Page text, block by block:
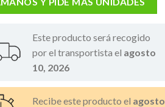
Este producto será recogido
por el transportista el agosto
10, 2026
Recibe este producto el agosto